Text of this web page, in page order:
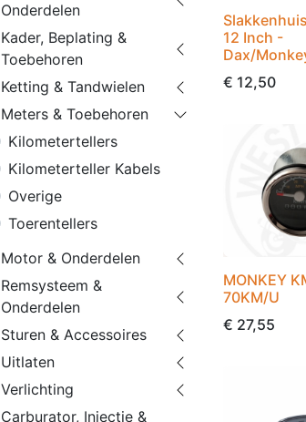
Onderdelen
Kader, Beplating &
Toebehoren
Ketting & Tandwielen
Meters & Toebehoren
Kilometertellers
Kilometerteller Kabels
Overige
Toerentellers
Motor & Onderdelen
Remsysteem &
Onderdelen
Sturen & Accessoires
Uitlaten
Verlichting
Carburator, Injectie &
12 Inch -
Dax/
€ 12,50
MONKEY
70KM/U
€ 27,55